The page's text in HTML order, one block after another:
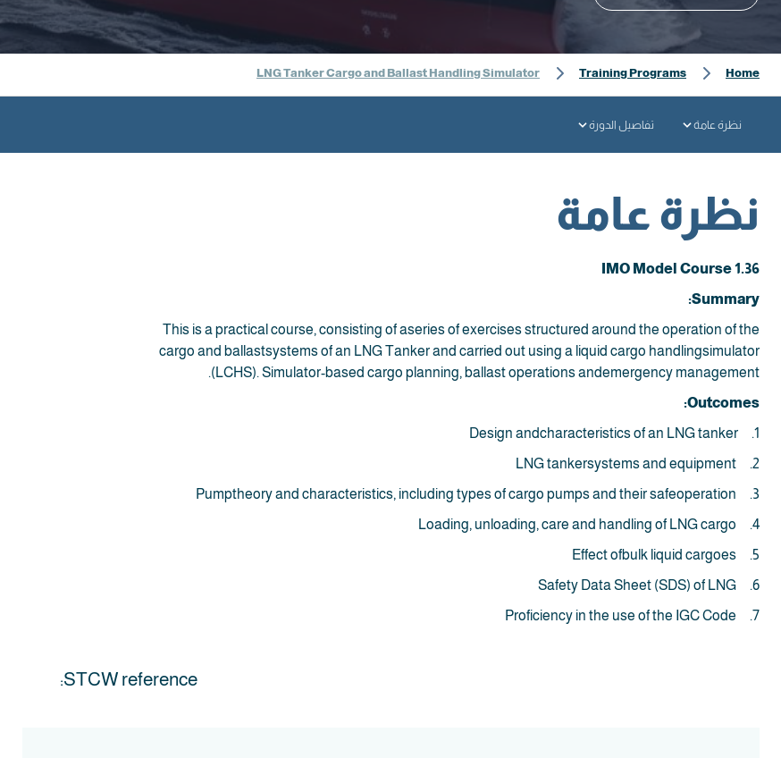
Home
Training Programs
LNG Tanker Cargo and Ballast Handling Simulator
نظرة عامة تفاصيل الدورة
نظرة عامة
IMO Model Course 1.36
Summary:
This is a practical course, consisting of aseries of exercises structured around the operation of the
cargo and ballastsystems of an LNG Tanker and carried out using a liquid cargo handlingsimulator
(LCHS). Simulator-based cargo planning, ballast operations andemergency management.
Outcomes:
1. Design andcharacteristics of an LNG tanker
2. LNG tankersystems and equipment
3. Pumptheory and characteristics, including types of cargo pumps and their safeoperation
4. Loading, unloading, care and handling of LNG cargo
5. Effect ofbulk liquid cargoes
6. Safety Data Sheet (SDS) of LNG
7. Proficiency in the use of the IGC Code
STCW reference: